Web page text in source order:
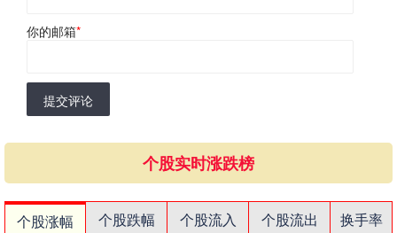
你的邮箱*
提交评论
个股实时涨跌榜
个股涨幅 个股跌幅 个股流入 个股流出
换手率